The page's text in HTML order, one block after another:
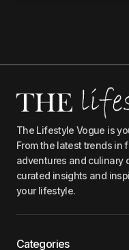
The Lifestyle Vogue is
From the latest trends in
adventures and culinary
curated insights and
your lifestyle.
Categories